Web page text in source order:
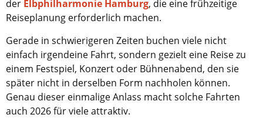
der Elbphilharmonie Hamburg, die eine frühzeitige
Reiseplanung erforderlich machen.
Gerade in schwierigeren Zeiten buchen viele nicht
einfach irgendeine Fahrt, sondern gezielt eine Reise zu
einem Festspiel, Konzert oder Bühnenabend, den sie
später nicht in derselben Form nachholen können.
Genau dieser einmalige Anlass macht solche Fahrten
auch 2026 für viele attraktiv.